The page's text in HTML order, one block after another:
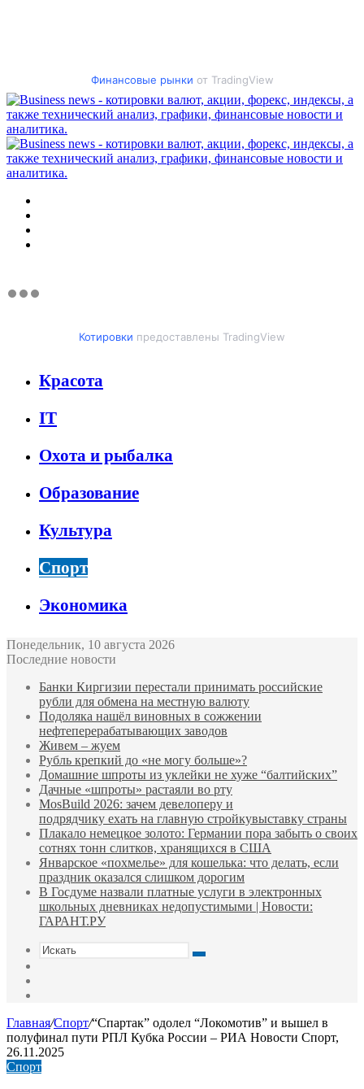
Финансовые рынки от TradingView
Котировки предоставлены TradingView
Красота
IT
Охота и рыбалка
Образование
Культура
Спорт
Экономика
Понедельник, 10 августа 2026
Последние новости
Банки Киргизии перестали принимать российские
рубли для обмена на местную валюту
Подоляка нашёл виновных в сожжении
нефтеперерабатывающих заводов
Живем – жуем
Рубль крепкий до «не могу больше»?
Домашние шпроты из уклейки не хуже “балтийских”
Дачные «шпроты» растаяли во рту
MosBuild 2026: зачем девелоперу и
подрядчиĸу ехать на главную стройĸувыставĸу страны
Плакало немецкое золото: Германии пора забыть о своих
сотнях тонн слитков, хранящихся в США
Январское «похмелье» для кошелька: что делать, если
праздник оказался слишком дорогим
В Госдуме назвали платные услуги в электронных
школьных дневниках недопустимыми | Новости:
ГАРАНТ.РУ
Искать
Главная/Спорт/“Спартак” одолел “Локомотив” и вышел в
полуфинал пути РПЛ Кубка России – РИА Новости Спорт,
26.11.2025
Спорт